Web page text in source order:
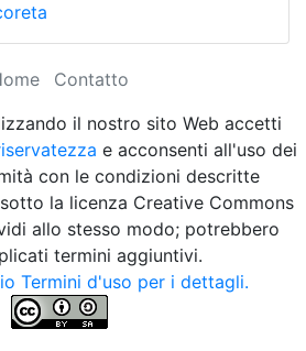
Contatto
il nostro sito Web accetti
e acconsenti all'uso dei
con le condizioni descritte
la licenza Creative Commons
allo stesso modo; potrebbero
termini aggiuntivi.
Termini d'uso per i dettagli.